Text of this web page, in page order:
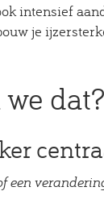
intensief
je
dat?
een